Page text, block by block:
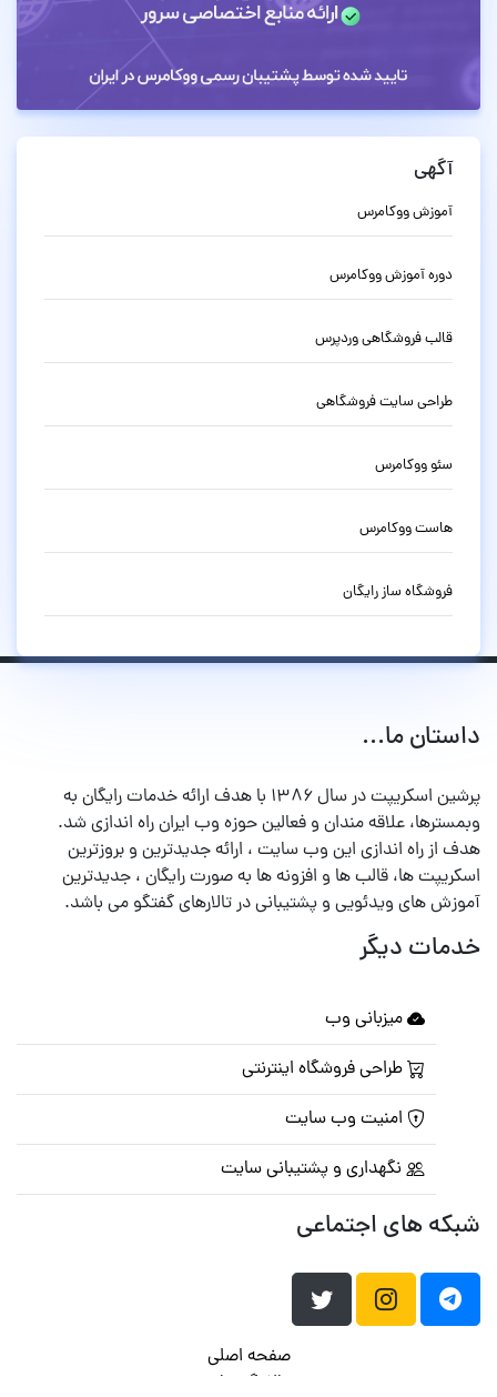
آگهی
آموزش ووکامرس
دوره آموزش ووکامرس
قالب فروشگاهی وردپرس
طراحی سایت فروشگاهی
سئو ووکامرس
هاست ووکامرس
فروشگاه ساز رایگان
داستان ما...
پرشین اسکریپت در سال ۱۳۸۶ با هدف ارائه خدمات رایگان به
وبمسترها، علاقه مندان و فعالین حوزه وب ایران راه اندازی شد.
هدف از راه اندازی این وب سایت ، ارائه جدیدترین و بروزترین
اسکریپت ها، قالب ها و افزونه ها به صورت رایگان ، جدیدترین
آموزش های ویدئویی و پشتیبانی در تالارهای گفتگو می باشد.
خدمات دیگر
میزبانی وب
طراحی فروشگاه اینترنتی
امنیت وب سایت
نگهداری و پشتیبانی سایت
شبکه های اجتماعی
صفحه اصلی
تالار گفتمان